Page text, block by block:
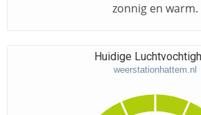
zonnig en warm.
Huidige
weerstationhattem.nl